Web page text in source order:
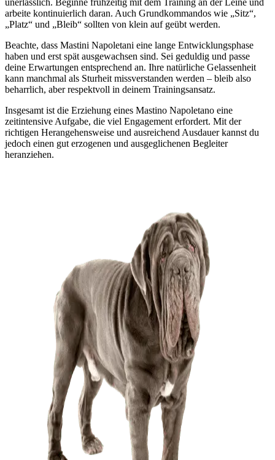
unerlässlich. Beginne frühzeitig mit dem Training an der Leine und
arbeite kontinuierlich daran. Auch Grundkommandos wie „Sitz“,
„Platz“ und „Bleib“ sollten von klein auf geübt werden.
Beachte, dass Mastini Napoletani eine lange Entwicklungsphase
haben und erst spät ausgewachsen sind. Sei geduldig und passe
deine Erwartungen entsprechend an. Ihre natürliche Gelassenheit
kann manchmal als Sturheit missverstanden werden – bleib also
beharrlich, aber respektvoll in deinem Trainingsansatz.
Insgesamt ist die Erziehung eines Mastino Napoletano eine
zeitintensive Aufgabe, die viel Engagement erfordert. Mit der
richtigen Herangehensweise und ausreichend Ausdauer kannst du
jedoch einen gut erzogenen und ausgeglichenen Begleiter
heranziehen.